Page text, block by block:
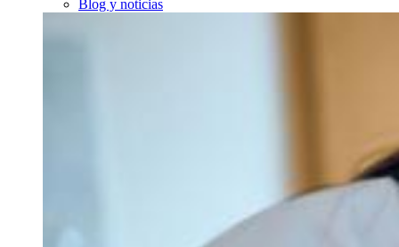
Blog y noticias